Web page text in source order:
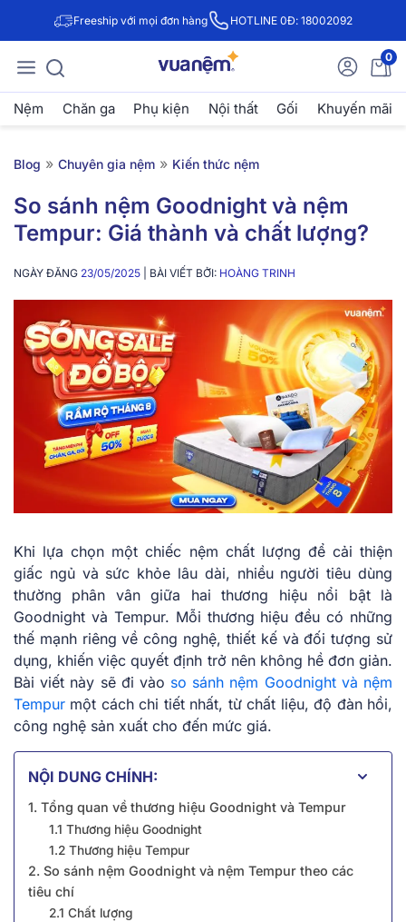
Freeship với mọi đơn hàng HOTLINE 0Đ: 18002092
0
Nệm Chăn ga Phụ kiện Nội thất Gối Khuyến mãi
Blog » Chuyên gia nệm » Kiến thức nệm
So sánh nệm Goodnight và nệm
Tempur: Giá thành và chất lượng?
NGÀY ĐĂNG 23/05/2025 | BÀI VIẾT BỞI: HOÀNG TRINH
Khi lựa chọn một chiếc nệm chất lượng để cải thiện
giấc ngủ và sức khỏe lâu dài, nhiều người tiêu dùng
thường phân vân giữa hai thương hiệu nổi bật là
Goodnight và Tempur. Mỗi thương hiệu đều có những
thế mạnh riêng về công nghệ, thiết kế và đối tượng sử
dụng, khiến việc quyết định trở nên không hề đơn giản.
Bài viết này sẽ đi vào so sánh nệm Goodnight và nệm
Tempur một cách chi tiết nhất, từ chất liệu, độ đàn hồi,
công nghệ sản xuất cho đến mức giá.
NỘI DUNG CHÍNH:
1. Tổng quan về thương hiệu Goodnight và Tempur
1.1 Thương hiệu Goodnight
1.2 Thương hiệu Tempur
2. So sánh nệm Goodnight và nệm Tempur theo các
tiêu chí
2.1 Chất lượng